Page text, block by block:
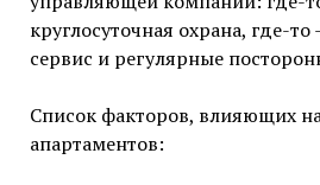
круглосуточная охрана, где-
сервис и регулярные
Список факторов, влияющих
апартаментов: